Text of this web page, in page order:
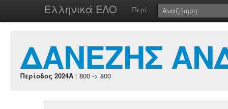
Ελληνικά ΕΛΟ Περί
ΔΑΝΕΖΗΣ
Περίοδος 2024A : 800 -> 800